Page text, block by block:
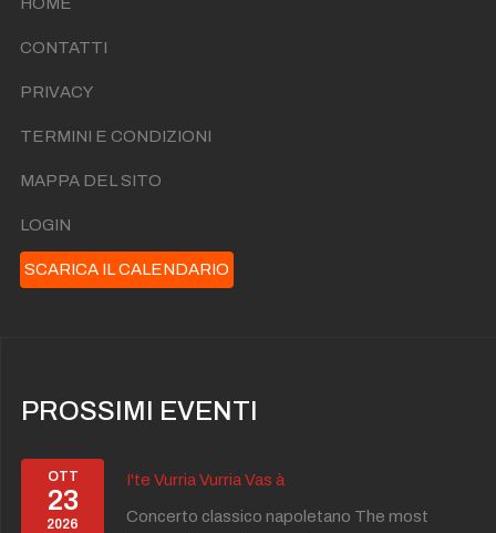
CONTATTI
PRIVACY
TERMINI E CONDIZIONI
MAPPA DEL SITO
LOGIN
SCARICA IL CALENDARIO
PROSSIMI EVENTI
OTT
23
2026
I'te Vurria Vurria Vas à
Concerto classico napoletano The most